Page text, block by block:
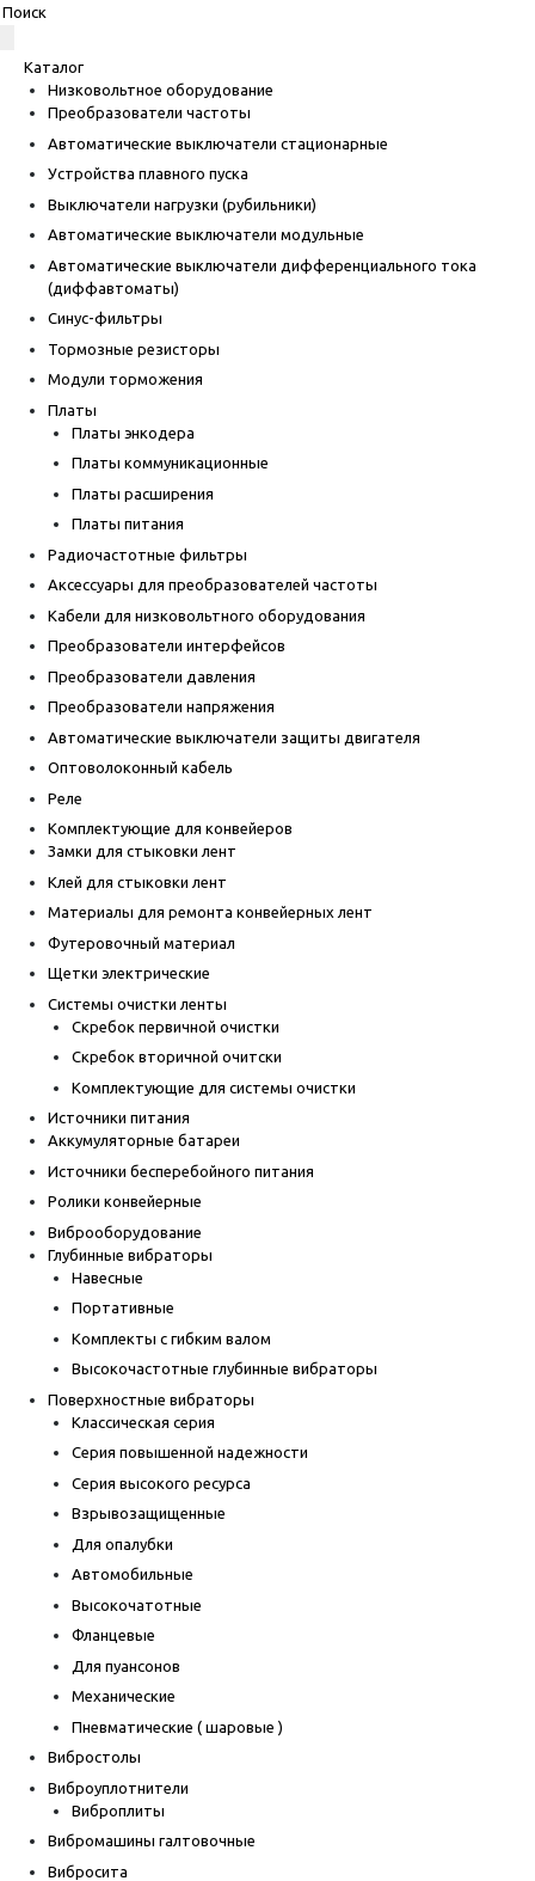
Каталог
Низковольтное оборудование
Преобразователи частоты
Автоматические выключатели стационарные
Устройства плавного пуска
Выключатели нагрузки (рубильники)
Автоматические выключатели модульные
Автоматические выключатели дифференциального тока
(диффавтоматы)
Синус-фильтры
Тормозные резисторы
Модули торможения
Платы
Платы энкодера
Платы коммуникационные
Платы расширения
Платы питания
Радиочастотные фильтры
Аксессуары для преобразователей частоты
Кабели для низковольтного оборудования
Преобразователи интерфейсов
Преобразователи давления
Преобразователи напряжения
Автоматические выключатели защиты двигателя
Оптоволоконный кабель
Реле
Комплектующие для конвейеров
Замки для стыковки лент
Клей для стыковки лент
Материалы для ремонта конвейерных лент
Футеровочный материал
Щетки электрические
Системы очистки ленты
Скребок первичной очистки
Скребок вторичной очитски
Комплектующие для системы очистки
Источники питания
Аккумуляторные батареи
Источники бесперебойного питания
Ролики конвейерные
Виброоборудование
Глубинные вибраторы
Навесные
Портативные
Комплекты с гибким валом
Высокочастотные глубинные вибраторы
Поверхностные вибраторы
Классическая серия
Серия повышенной надежности
Серия высокого ресурса
Взрывозащищенные
Для опалубки
Автомобильные
Высокочатотные
Фланцевые
Для пуансонов
Механические
Пневматические ( шаровые )
Вибростолы
Виброуплотнители
Виброплиты
Вибромашины галтовочные
Вибросита